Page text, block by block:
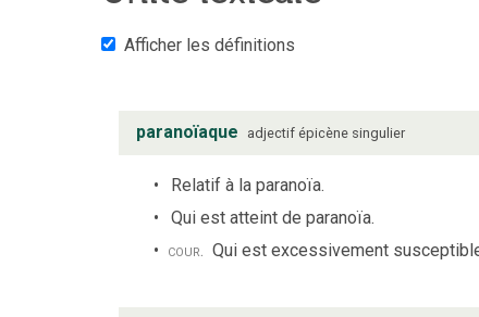
Afficher les définitions
paranoïaque adjectif épicène singulier
Relatif à la paranoïa.
Qui est atteint de paranoïa.
cour. Qui est excessivement